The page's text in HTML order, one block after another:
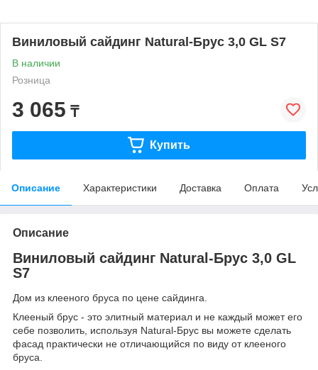
Виниловый сайдинг Natural-Брус 3,0 GL S7
В наличии
Розница
3 065 ₸
Купить
Описание Характеристики Доставка Оплата
Описание
Виниловый сайдинг Natural-Брус 3,0 GL
S7
Дом из клееного бруса по цене сайдинга.
Клееный брус - это элитный материал и не каждый может его
себе позволить, используя Natural-Брус вы можете сделать
фасад практически не отличающийся по виду от клееного
бруса.